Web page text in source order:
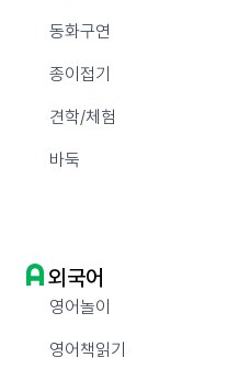
동화구연
종이접기
견학/체험
바둑
외국어
영어놀이
영어책읽기